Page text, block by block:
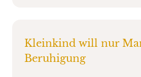
Kleinkind will nur
Beruhigung